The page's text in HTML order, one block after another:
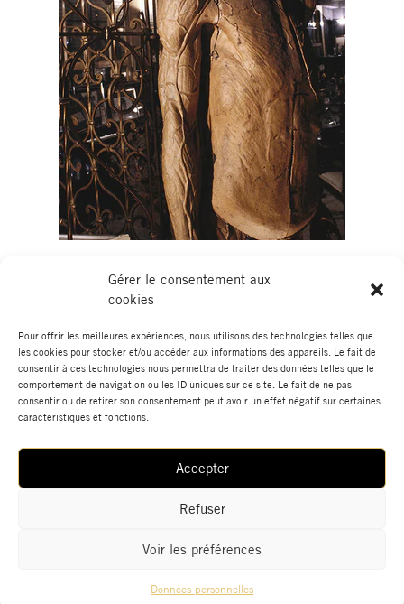
Gérer le consentement aux
cookies
Pour offrir les meilleures expériences, nous utilisons des technologies telles que
les cookies pour stocker et/ou accéder aux informations des appareils. Le fait de
consentir à ces technologies nous permettra de traiter des données telles que le
comportement de navigation ou les ID uniques sur ce site. Le fait de ne pas
consentir ou de retirer son consentement peut avoir un effet négatif sur certaines
caractéristiques et fonctions.
Accepter
Refuser
Voir les préférences
Données personnelles
Interview France 24 de Yannick Ribeaut
lors de l’exposition «Gainsbourg
Toujours» à la galerie HEGOA.
Cliquez pour accepter les cookies marketing
et activer ce contenu